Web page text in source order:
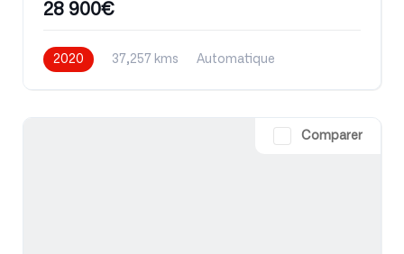
28 900€
2020 37,257 kms Automatique
Comparer